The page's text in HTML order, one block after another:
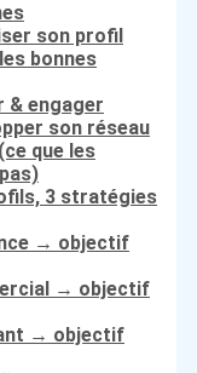
son profil
bonnes
& engager
son réseau
que les
3 stratégies
→ objectif
→ objectif
→ objectif